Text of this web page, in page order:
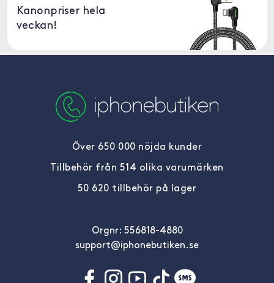
Kanonpriser hela
veckan!
Över 650 000 nöjda kunder
Tillbehör från 514 olika varumärken
50 620 tillbehör på lager
Orgnr: 556818-4880
support@iphonebutiken.se